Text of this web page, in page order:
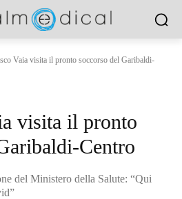
Vaia visita il pronto soccorso del Garibaldi-
visita il pronto
Centro
del Ministero della Salute: “Qui